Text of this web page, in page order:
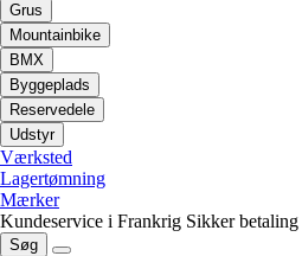
Grus
Mountainbike
BMX
Byggeplads
Reservedele
Udstyr
Værksted
Lagertømning
Mærker
Kundeservice i Frankrig Sikker betaling
Søg